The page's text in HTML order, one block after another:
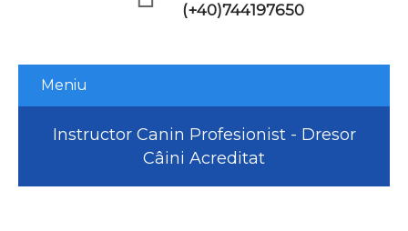
(+40)744197650
Meniu
Instructor Canin Profesionist - Dresor
Câini Acreditat